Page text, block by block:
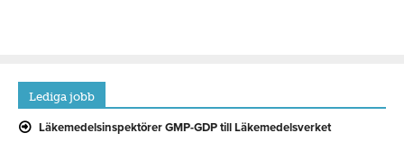
Lediga jobb
Läkemedelsinspektörer GMP-GDP till Läkemedelsverket